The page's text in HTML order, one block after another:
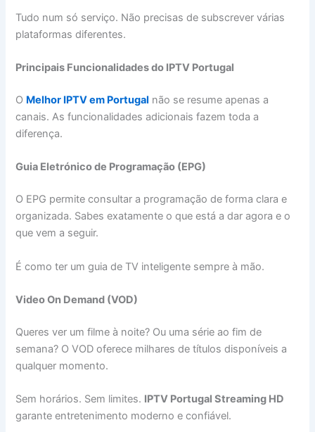
Tudo num só serviço. Não precisas de subscrever várias
plataformas diferentes.
Principais Funcionalidades do IPTV Portugal
O Melhor IPTV em Portugal não se resume apenas a
canais. As funcionalidades adicionais fazem toda a
diferença.
Guia Eletrónico de Programação (EPG)
O EPG permite consultar a programação de forma clara e
organizada. Sabes exatamente o que está a dar agora e o
que vem a seguir.
É como ter um guia de TV inteligente sempre à mão.
Video On Demand (VOD)
Queres ver um filme à noite? Ou uma série ao fim de
semana? O VOD oferece milhares de títulos disponíveis a
qualquer momento.
Sem horários. Sem limites. IPTV Portugal Streaming HD
garante entretenimento moderno e confiável.